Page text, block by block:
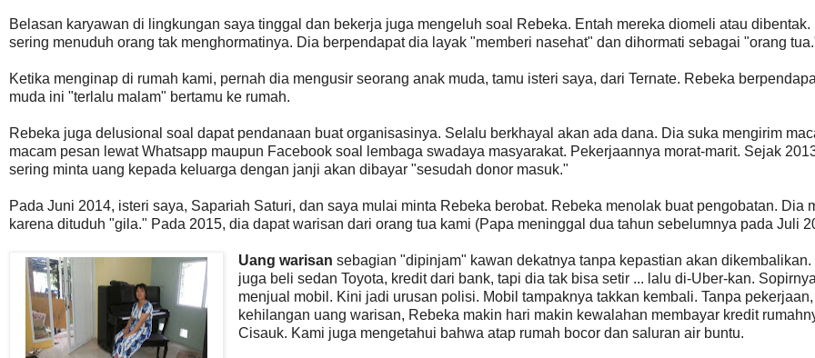
Belasan karyawan di lingkungan saya tinggal dan bekerja juga mengeluh soal Rebeka. Entah mereka diomeli atau dibentak.
sering menuduh orang tak menghormatinya. Dia berpendapat dia layak "memberi nasehat" dan dihormati sebagai "orang
Ketika menginap di rumah kami, pernah dia mengusir seorang anak muda, tamu isteri saya, dari Ternate. Rebeka
muda ini "terlalu malam" bertamu ke rumah.
Rebeka juga delusional soal dapat pendanaan buat organisasinya. Selalu berkhayal akan ada dana. Dia suka mengirim
macam pesan lewat Whatsapp maupun Facebook soal lembaga swadaya masyarakat. Pekerjaannya morat-marit. Sejak
sering minta uang kepada keluarga dengan janji akan dibayar "sesudah donor masuk."
Pada Juni 2014, isteri saya, Sapariah Saturi, dan saya mulai minta Rebeka berobat. Rebeka menolak buat pengobatan. Dia
karena dituduh "gila." Pada 2015, dia dapat warisan dari orang tua kami (Papa meninggal dua tahun sebelumnya pada Juli
Uang warisan sebagian "dipinjam" kawan dekatnya tanpa kepastian akan dikembalikan.
juga beli sedan Toyota, kredit dari bank, tapi dia tak bisa setir ... lalu di-Uber-kan.
menjual mobil. Kini jadi urusan polisi. Mobil tampaknya takkan kembali. Tanpa pekerjaan,
kehilangan uang warisan, Rebeka makin hari makin kewalahan membayar kredit
Cisauk. Kami juga mengetahui bahwa atap rumah bocor dan saluran air buntu.